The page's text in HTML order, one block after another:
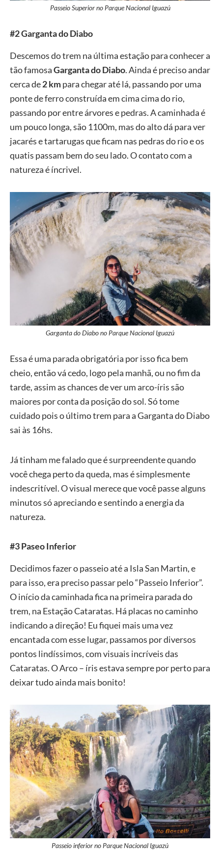
Passeio Superior no Parque Nacional Iguazú
#2 Garganta do Diabo
Descemos do trem na última estação para conhecer a
tão famosaGarganta do Diabo. Ainda é preciso andar
cerca de2 kmpara chegar até lá, passando por uma
ponte de ferro construída em cima cima do rio,
passando por entre árvores e pedras. A caminhada é
um pouco longa, são 1100m, mas do alto dá para ver
jacarés e tartarugas que ficam nas pedras do rio e os
quatis passam bem do seu lado. O contato com a
natureza é íncrivel.
Garganta do Diabo no Parque Nacional Iguazú
Essa é uma parada obrigatória por isso fica bem
cheio, então vá cedo, logo pela manhã, ou no fim da
tarde, assim as chances de ver um arco-íris são
maiores por conta da posição do sol. Só tome
cuidado pois o último trem para a Garganta do Diabo
sai às 16hs.
Já tinham me falado que é surpreendente quando
você chega perto da queda, mas é simplesmente
indescritível. O visual merece que você passe alguns
minutos só apreciando e sentindo a energia da
natureza.
#3 Paseo Inferior
Decidimos fazer o passeio até a Isla San Martin, e
para isso, era preciso passar pelo “Passeio Inferior”.
O início da caminhada fica na primeira parada do
trem, na Estação Cataratas. Há placas no caminho
indicando a direção! Eu fiquei mais uma vez
encantada com esse lugar, passamos por diversos
pontos lindíssimos, com visuais incríveis das
Cataratas. O Arco – íris estava sempre por perto para
deixar tudo ainda mais bonito!
Passeio inferior no Parque Nacional Iguazú